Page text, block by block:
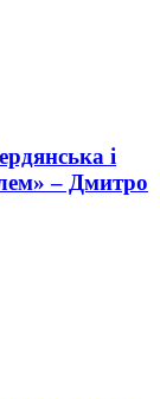
і
– Дмитро